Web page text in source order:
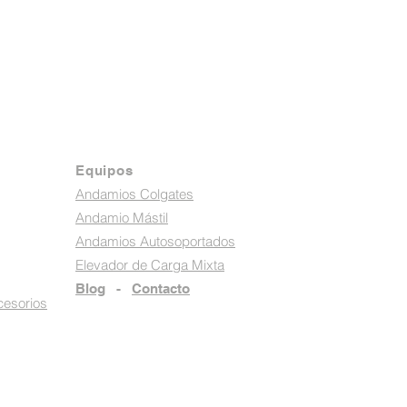
Equipos
Andamios Colgates
Andamio Mástil
Andamios Autosoportados
Elevador de Carga Mixta
Blog - Contacto